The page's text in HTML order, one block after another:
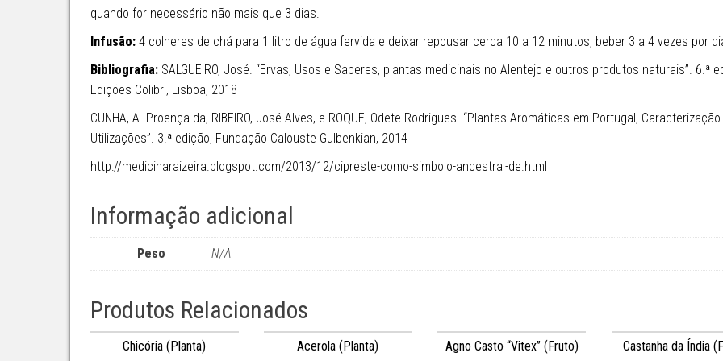
quando for necessário não mais que 3 dias.
Infusão: 4 colheres de chá para 1 litro de água fervida e deixar repousar cerca 10 a 12 minutos, beber 3 a 4 vezes por
Bibliografia: SALGUEIRO, José. “Ervas, Usos e Saberes, plantas medicinais no Alentejo e outros produtos naturais”. 6.ª
Edições Colibri, Lisboa, 2018
CUNHA, A. Proença da, RIBEIRO, José Alves, e ROQUE, Odete Rodrigues. “Plantas Aromáticas em Portugal, Caracterização
Utilizações”. 3.ª edição, Fundação Calouste Gulbenkian, 2014
http://medicinaraizeira.blogspot.com/2013/12/cipreste-como-simbolo-ancestral-de.html
Informação adicional
Peso N/A
Produtos Relacionados
Chicória (Planta) Acerola (Planta) Agno Casto “Vitex” (Fruto) Castanha da Índia